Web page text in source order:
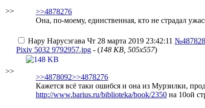
>>
>>4878276
Она, по-моему, единственная, кто не страдал
>>
Нару Нарусэгава Чт 28 марта 2019 23:42:11
Pixiv 5032 9792957.jpg - (148 KB, 505x557)
>>4878092>>4878276
Кажется всё таки ошибся и она из Мурзилки,
http://www.barius.ru/biblioteka/book/2350 на 10ой